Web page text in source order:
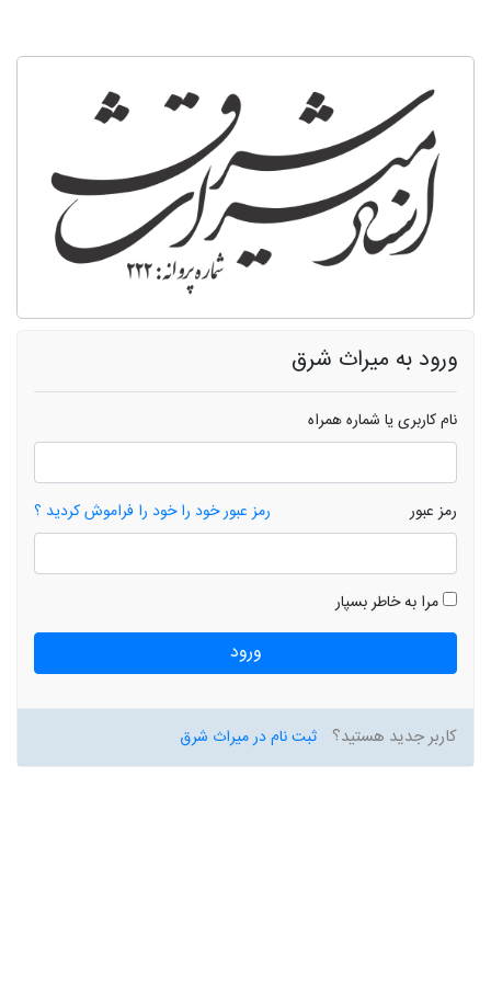
ورود به میراث شرق
نام کاربری یا شماره همراه
رمز عبور رمز عبور خود را خود را فراموش کردید ؟
مرا به خاطر بسپار
ورود
کاربر جدید هستید؟ ثبت نام در میراث شرق